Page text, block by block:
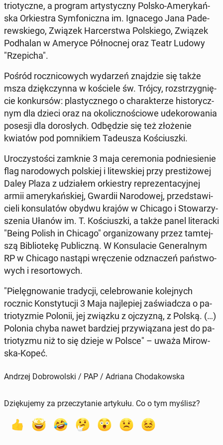
trio­tycz­ne, a program ar­ty­stycz­ny Polsko-Ame­ry­kań­
ska Or­kie­stra Sym­fo­nicz­na im. Igna­ce­go Jana Pa­de­
rew­skie­go, Związek Har­cer­stwa Pol­skie­go, Związek
Pod­ha­lan w Ameryce Pół­noc­nej oraz Teatr Ludowy
"Rze­pi­cha".
Pośród rocz­ni­co­wych wy­da­rzeń znaj­dzie się także
msza dzięk­czyn­na w ko­ście­le św. Trójcy, roz­strzy­gnię­
cie kon­kur­sów: pla­stycz­ne­go o cha­rak­te­rze hi­sto­rycz­
nym dla dzieci oraz na oko­licz­no­ścio­we ude­ko­ro­wa­nia
posesji dla do­ro­słych. Od­bę­dzie się też zło­że­nie
kwiatów pod po­mni­kiem Ta­de­usza Ko­ściusz­ki.
Uro­czy­sto­ści zamknie 3 maja ce­re­mo­nia pod­nie­sie­nie
flag na­ro­do­wych pol­skiej i li­tew­skiej przy pre­sti­żo­wej
Daley Plaza z udzia­łem or­kie­stry re­pre­zen­ta­cyj­nej
armii ame­ry­kań­skiej, Gwardii Na­ro­do­wej, przed­sta­wi­
cie­li kon­su­la­tów obydwu krajów w Chicago i Sto­wa­rzy­
sze­nia Ułanów im. T. Ko­ściusz­ki, a także panel li­te­rac­ki
"Being Polish in Chicago" or­ga­ni­zo­wa­ny przez tam­tej­
szą Bi­blio­te­kę Pu­blicz­ną. W Kon­su­la­cie Ge­ne­ral­nym
RP w Chicago nastąpi wrę­cze­nie od­zna­czeń pań­stwo­
wych i re­sor­to­wych.
"Pie­lę­gno­wa­nie tra­dy­cji, ce­le­bro­wa­nie ko­lej­nych
rocznic Kon­sty­tu­cji 3 Maja naj­le­piej za­świad­cza o pa­
trio­ty­zmie Polonii, jej związku z oj­czy­zną, z Polską. (…)
Polonia chyba nawet bar­dziej przy­wią­za­na jest do pa­
trio­ty­zmu niż to się dzieje w Polsce" – uważa Mi­row­
ska-Kopeć.
Andrzej Dobrowolski / PAP / Adriana Chodakowska
Dziękujemy za przeczytanie artykułu. Co o tym myślisz?